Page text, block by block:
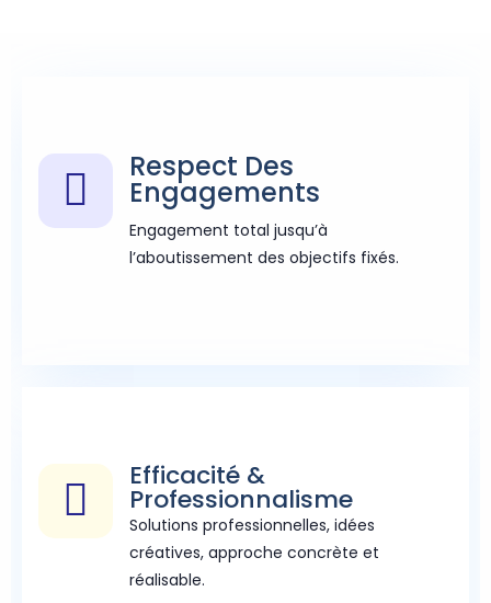
Respect Des
Engagements
Engagement total jusqu’à
l’aboutissement des objectifs fixés.
Efficacité &
Professionnalisme
Solutions professionnelles, idées
créatives, approche concrète et
réalisable.